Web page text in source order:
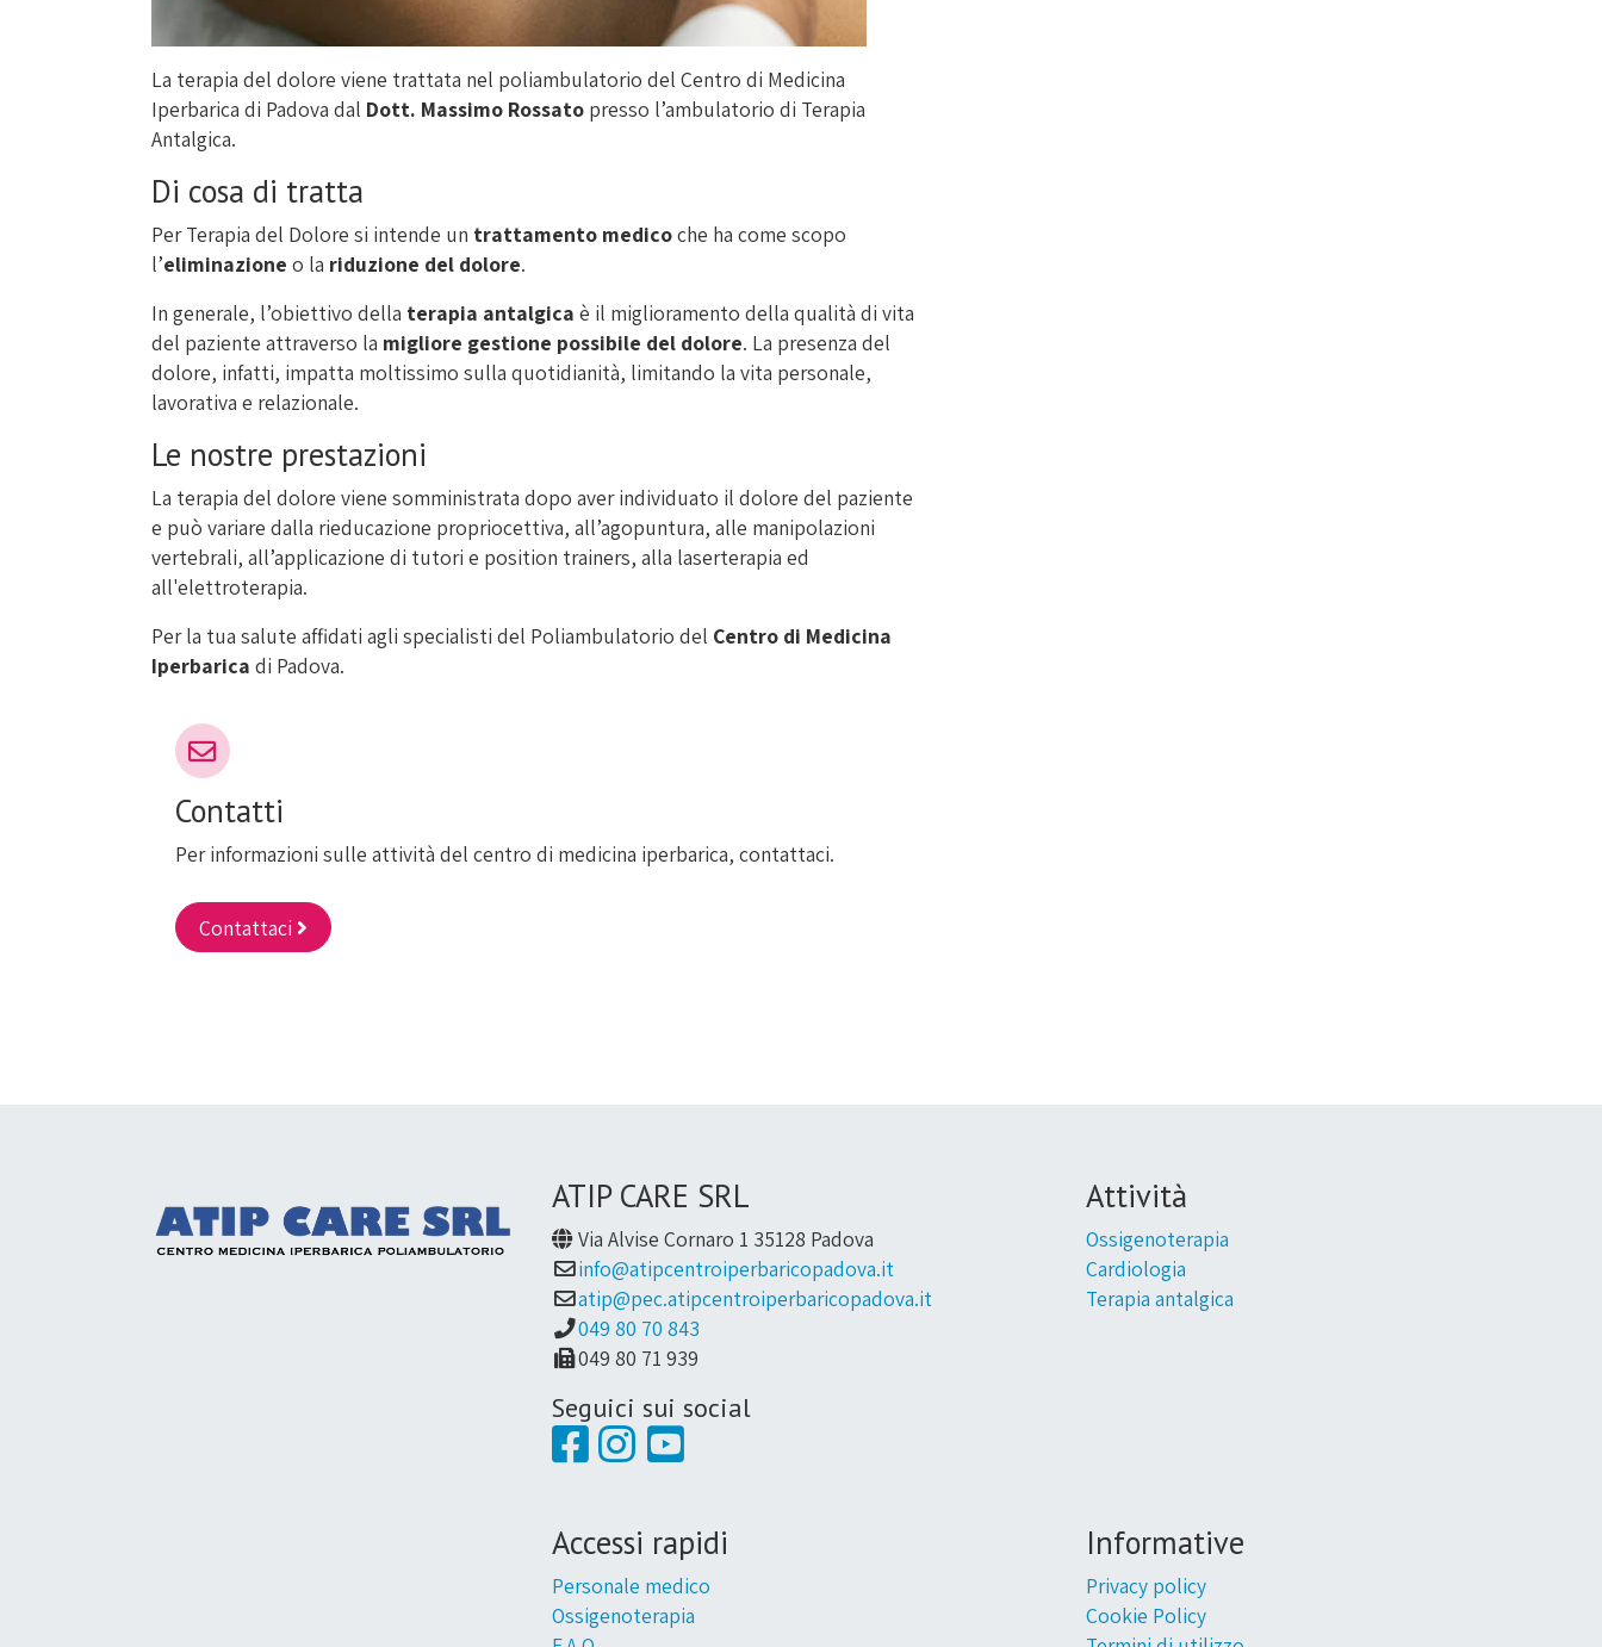
La terapia del dolore viene trattata nel poliambulatorio del Centro di Medicina
Iperbarica di Padova dal Dott. Massimo Rossatopresso l’ambulatorio di Terapia
Antalgica.
Di cosa di tratta
Per Terapia del Dolore si intende un trattamento medicoche ha come scopo
l’eliminazione o la riduzione del dolore.
In generale, l’obiettivo della terapia antalgica è il miglioramento della qualità di vita
del paziente attraverso la migliore gestione possibile del dolore. La presenza del
dolore, infatti, impatta moltissimo sulla quotidianità, limitando la vita personale,
lavorativa e relazionale.
Le nostre prestazioni
La terapia del dolore viene somministrata dopo aver individuato il dolore del paziente
e può variare dalla rieducazione propriocettiva, all’agopuntura, alle manipolazioni
vertebrali, all’applicazione di tutori e position trainers, alla laserterapia ed
all'elettroterapia.
Per la tua salute affidati agli specialisti del Poliambulatorio del Centro di Medicina
Iperbarica di Padova.
Contatti
Per informazioni sulle attività del centro di medicina iperbarica, contattaci.
Contattaci
ATIP CARE SRL
Via Alvise Cornaro 1 35128 Padova
info@atipcentroiperbaricopadova.it
atip@pec.atipcentroiperbaricopadova.it
049 80 70 843
049 80 71 939
Seguici sui social
Attività
Ossigenoterapia
Cardiologia
Terapia antalgica
Accessi rapidi
Personale medico
Ossigenoterapia
Informative
Privacy policy
Cookie Policy